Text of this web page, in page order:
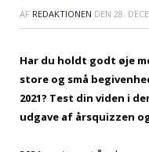
AF REDAKTIONEN DEN 28.
Har du holdt godt øje
store og små
2021? Test din viden i
udgave af årsquizzen